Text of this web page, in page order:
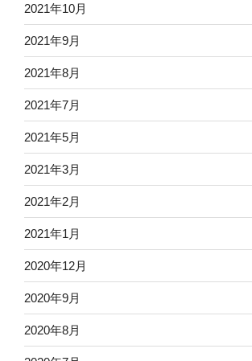
2021年10月
2021年9月
2021年8月
2021年7月
2021年5月
2021年3月
2021年2月
2021年1月
2020年12月
2020年9月
2020年8月